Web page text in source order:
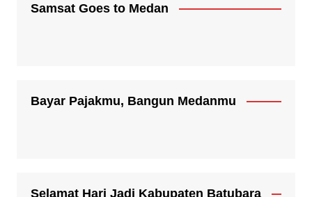
Samsat Goes to Medan
Bayar Pajakmu, Bangun Medanmu
Selamat Hari Jadi Kabupaten Batubara